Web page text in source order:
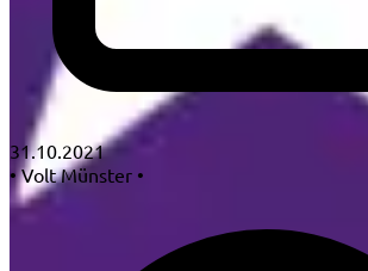
31.10.2021
• Volt Münster •